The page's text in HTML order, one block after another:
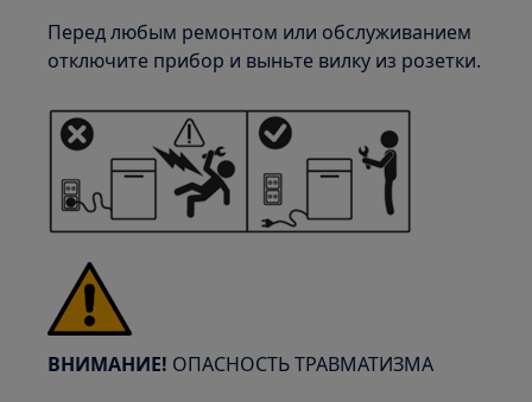
Перед любым ремонтом или обслуживанием
отключите прибор и выньте вилку из розетки.
ВНИМАНИЕ! ОПАСНОСТЬ ТРАВМАТИЗМА